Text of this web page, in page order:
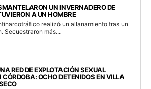
UN INVERNADERO DE
A UN HOMBRE
realizó un allanamiento tras un
Secuestraron más...
RED DE EXPLOTACIÓN SEXUAL
OCHO DETENIDOS EN VILLA